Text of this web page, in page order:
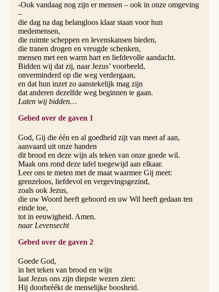
-Ook vandaag nog zijn er mensen – ook in onze omgeving
–
die dag na dag belangloos klaar staan voor hun
medemensen,
die ruimte scheppen en levenskansen bieden,
die tranen drogen en vreugde schenken,
mensen met een warm hart en liefdevolle aandacht.
Bidden wij dat zij, naar Jezus’ voorbeeld,
onverminderd op die weg verdergaan,
en dat hun inzet zo aanstekelijk mag zijn
dat anderen dezelfde weg beginnen te gaan.
Laten wij bidden…
Gebed over de gaven 1
God, Gij die één en al goedheid zijt van meet af aan,
aanvaard uit onze handen
dit brood en deze wijn als teken van onze goede wil.
Maak ons rond deze tafel toegewijd aan elkaar.
Leer ons te meten met de maat waarmee Gij meet:
grenzeloos, liefdevol en vergevingsgezind,
zoals ook Jezus,
die uw Woord heeft gehoord en uw Wil heeft gedaan ten
einde toe,
tot in eeuwigheid. Amen.
naar Levensecht
Gebed over de gaven 2
Goede God,
in het teken van brood en wijn
laat Jezus ons zijn diepste wezen zien:
Hij doorbréékt de menselijke boosheid.